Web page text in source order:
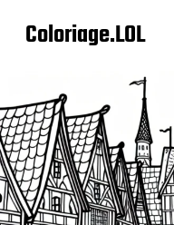
Coloriage.LOL